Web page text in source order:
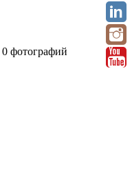
0 фотографий